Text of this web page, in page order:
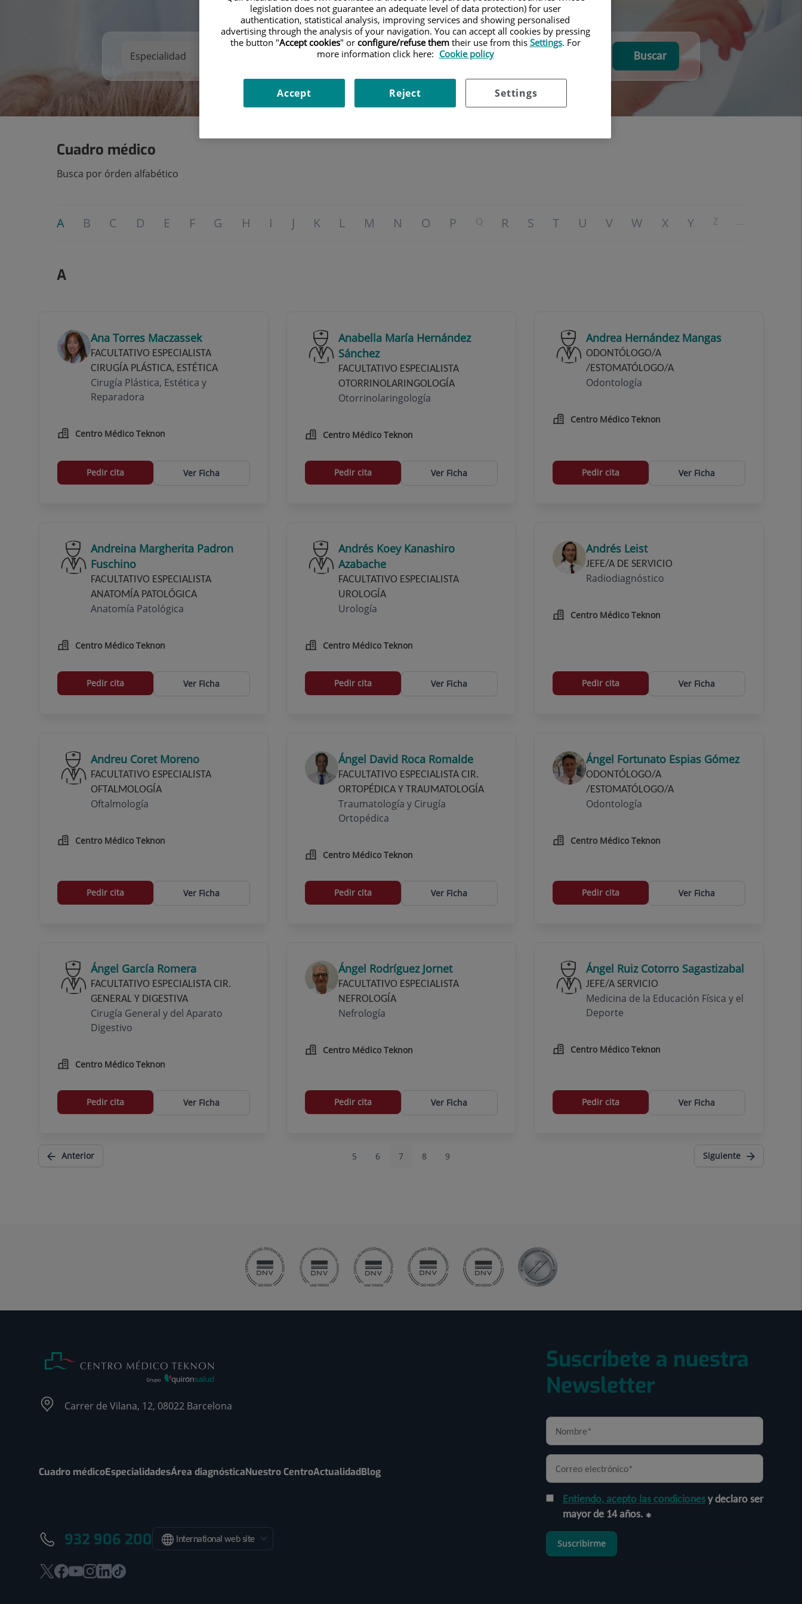
Buscar
Cuadro médico
Busca por órden alfabético
A B C D E F G H I J K L M N O P Q R S T U V W X Y Z ...
A
Ana Torres Maczassek
FACULTATIVO ESPECIALISTA
CIRUGÍA PLÁSTICA, ESTÉTICA
Cirugía Plástica, Estética y
Reparadora
Centro Médico Teknon
Pedir cita Ver Ficha
Anabella María Hernández
Sánchez
FACULTATIVO ESPECIALISTA
OTORRINOLARINGOLOGÍA
Otorrinolaringología
Centro Médico Teknon
Pedir cita Ver Ficha
Andrea Hernández Mangas
ODONTÓLOGO/A
/ESTOMATÓLOGO/A
Odontología
Centro Médico Teknon
Pedir cita Ver Ficha
Andreina Margherita Padron
Fuschino
FACULTATIVO ESPECIALISTA
ANATOMÍA PATOLÓGICA
Anatomía Patológica
Centro Médico Teknon
Pedir cita Ver Ficha
Andrés Koey Kanashiro
Azabache
FACULTATIVO ESPECIALISTA
UROLOGÍA
Urología
Centro Médico Teknon
Pedir cita Ver Ficha
Andrés Leist
JEFE/A DE SERVICIO
Radiodiagnóstico
Centro Médico Teknon
Pedir cita Ver Ficha
Andreu Coret Moreno
FACULTATIVO ESPECIALISTA
OFTALMOLOGÍA
Oftalmología
Centro Médico Teknon
Pedir cita Ver Ficha
Ángel David Roca Romalde
FACULTATIVO ESPECIALISTA CIR.
ORTOPÉDICA Y TRAUMATOLOGÍA
Traumatología y Cirugía
Ortopédica
Centro Médico Teknon
Pedir cita Ver Ficha
Ángel Fortunato Espias Gómez
ODONTÓLOGO/A
/ESTOMATÓLOGO/A
Odontología
Centro Médico Teknon
Pedir cita Ver Ficha
Ángel García Romera
FACULTATIVO ESPECIALISTA CIR.
GENERAL Y DIGESTIVA
Cirugía General y del Aparato
Digestivo
Centro Médico Teknon
Pedir cita Ver Ficha
Ángel Rodríguez Jornet
FACULTATIVO ESPECIALISTA
NEFROLOGÍA
Nefrología
Centro Médico Teknon
Pedir cita Ver Ficha
Ángel Ruiz Cotorro Sagastizabal
JEFE/A SERVICIO
Medicina de la Educación Física y el
Deporte
Centro Médico Teknon
Pedir cita Ver Ficha
Anterior 5 6 7 8 9 Siguiente
Carrer de Vilana, 12, 08022 Barcelona
Cuadro médicoEspecialidadesÁrea diagnósticaNuestro CentroActualidadBlog
932 906 200 International web site
Suscríbete a nuestra
Newsletter
Entiendo, acepto las condicionesy declaro ser
mayor de 14 años.
Suscribirme
legislation does not guarantee an adequate level of data protection) for user
authentication, statistical analysis, improving services and showing personalised
advertising through the analysis of your navigation. You can accept all cookies by pressing
the button "Accept cookies" or configure/refuse themtheir use from this Settings. For
more information click here: Cookie policy
Settings
Reject
Accept